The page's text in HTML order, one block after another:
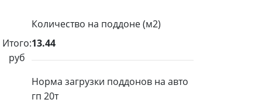
Итого:
руб
Количество на поддоне (м2)
13.44
Норма загрузки поддонов на авто
гп 20т